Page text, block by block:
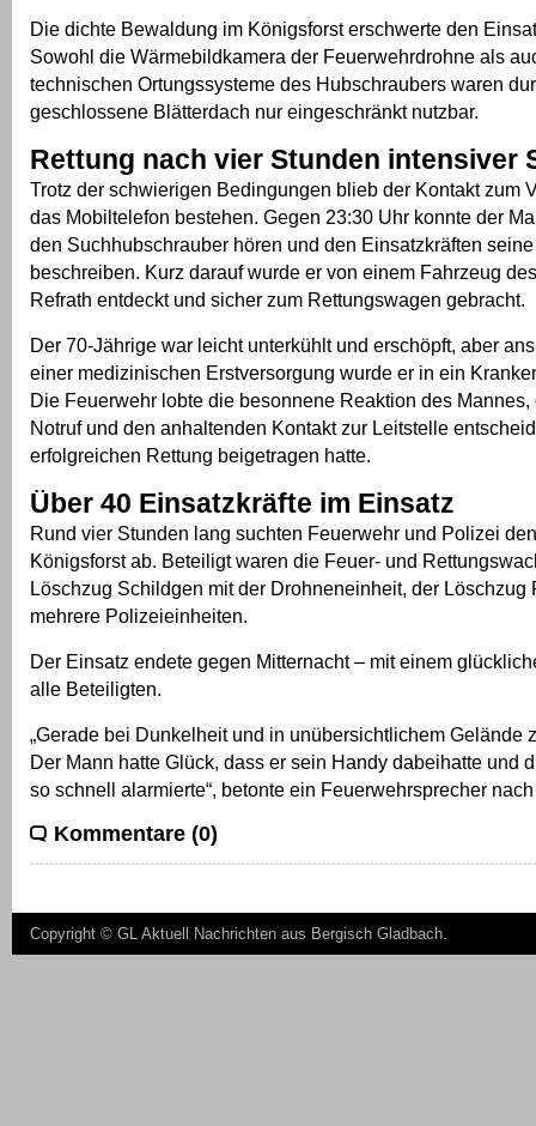
Die dichte Bewaldung im Königsforst erschwerte den
Sowohl die Wärmebildkamera der Feuerwehrdrohne als
technischen Ortungssysteme des Hubschraubers waren
geschlossene Blätterdach nur eingeschränkt nutzbar.
Rettung nach vier Stunden intensiver
Trotz der schwierigen Bedingungen blieb der Kontakt zum
das Mobiltelefon bestehen. Gegen 23:30 Uhr konnte der
den Suchhubschrauber hören und den Einsatzkräften
beschreiben. Kurz darauf wurde er von einem Fahrzeug
Refrath entdeckt und sicher zum Rettungswagen gebracht.
Der 70-Jährige war leicht unterkühlt und erschöpft, aber
einer medizinischen Erstversorgung wurde er in ein
Die Feuerwehr lobte die besonnene Reaktion des
Notruf und den anhaltenden Kontakt zur Leitstelle
erfolgreichen Rettung beigetragen hatte.
Über 40 Einsatzkräfte im Einsatz
Rund vier Stunden lang suchten Feuerwehr und Polizei
Königsforst ab. Beteiligt waren die Feuer- und
Löschzug Schildgen mit der Drohneneinheit, der Löschzug
mehrere Polizeieinheiten.
Der Einsatz endete gegen Mitternacht – mit einem
alle Beteiligten.
„Gerade bei Dunkelheit und in unübersichtlichem Gelände
Der Mann hatte Glück, dass er sein Handy dabeihatte und
so schnell alarmierte“, betonte ein Feuerwehrsprecher
Kommentare (0)
Copyright © GL Aktuell Nachrichten aus Bergisch Gladbach